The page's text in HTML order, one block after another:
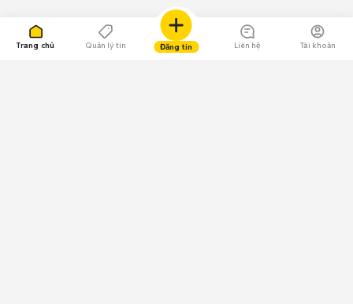
Trang chủ Quản lý tin Đăng tin Liên hệ Tài khoản